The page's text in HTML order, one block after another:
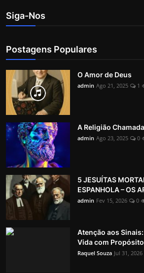
Siga-Nos
Postagens Populares
O Amor de Deus
admin Ago 21, 2025 1
A Religião
admin Ago 23, 2025 0
5 JESUÍTAS
ESPANHOLA – OS
admin Fev 15, 2026 0
Atenção aos
Vida com
Raquel Souza Jul 31, 2026